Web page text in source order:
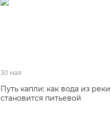
30 мая
Путь капли: как вода из реки
становится питьевой